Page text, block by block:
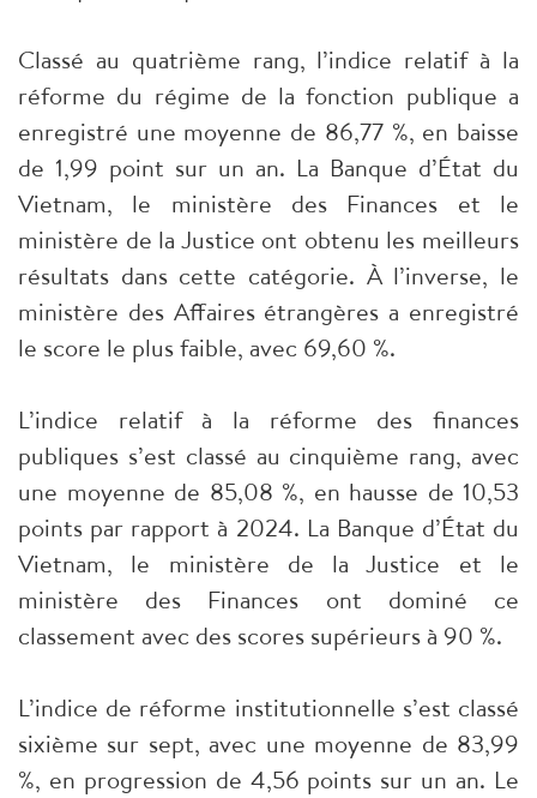
Classé au quatrième rang, l’indice relatif à la
réforme du régime de la fonction publique a
enregistré une moyenne de 86,77 %, en baisse
de 1,99 point sur un an. La Banque d’État du
Vietnam, le ministère des Finances et le
ministère de la Justice ont obtenu les meilleurs
résultats dans cette catégorie. À l’inverse, le
ministère des Affaires étrangères a enregistré
le score le plus faible, avec 69,60 %.
L’indice relatif à la réforme des finances
publiques s’est classé au cinquième rang, avec
une moyenne de 85,08 %, en hausse de 10,53
points par rapport à 2024. La Banque d’État du
Vietnam, le ministère de la Justice et le
ministère des Finances ont dominé ce
classement avec des scores supérieurs à 90 %.
L’indice de réforme institutionnelle s’est classé
sixième sur sept, avec une moyenne de 83,99
%, en progression de 4,56 points sur un an. Le